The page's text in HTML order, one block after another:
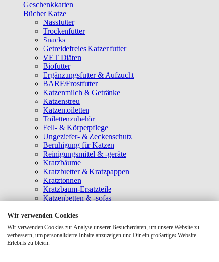
Geschenkkarten
Bücher Katze
Nassfutter
Trockenfutter
Snacks
Getreidefreies Katzenfutter
VET Diäten
Biofutter
Ergänzungsfutter & Aufzucht
BARF/Frostfutter
Katzenmilch & Getränke
Katzenstreu
Katzentoiletten
Toilettenzubehör
Fell- & Körperpflege
Ungeziefer- & Zeckenschutz
Beruhigung für Katzen
Reinigungsmittel & -geräte
Kratzbäume
Kratzbretter & Kratzpappen
Kratztonnen
Kratzbaum-Ersatzteile
Katzenbetten & -sofas
Katzenhäuser
Hängematten & Fensterliegeplätze
Katzendecken & -matten
Baldrian- & Catnipspielzeug
Wir verwenden Cookies
Wir verwenden Cookies zur Analyse unserer Besucherdaten, um unsere Website zu
verbessern, um personalisierte Inhalte anzuzeigen und Dir ein großartiges Website-
Erlebnis zu bieten.